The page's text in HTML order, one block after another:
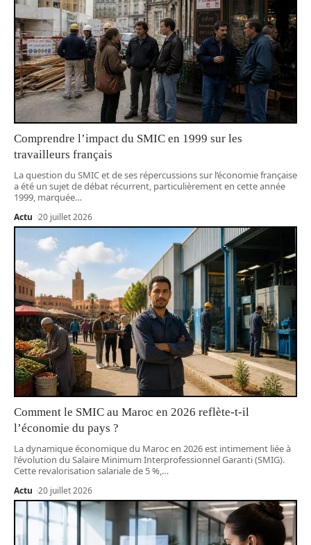
Comprendre l’impact du SMIC en 1999 sur les
travailleurs français
La question du SMIC et de ses répercussions sur l’économie française
a été un sujet de débat récurrent, particulièrement en cette année
1999, marquée…
Actu 20 juillet 2026
Comment le SMIC au Maroc en 2026 reflète-t-il
l’économie du pays ?
La dynamique économique du Maroc en 2026 est intimement liée à
l'évolution du Salaire Minimum Interprofessionnel Garanti (SMIG).
Cette revalorisation salariale de 5 %,…
Actu 20 juillet 2026